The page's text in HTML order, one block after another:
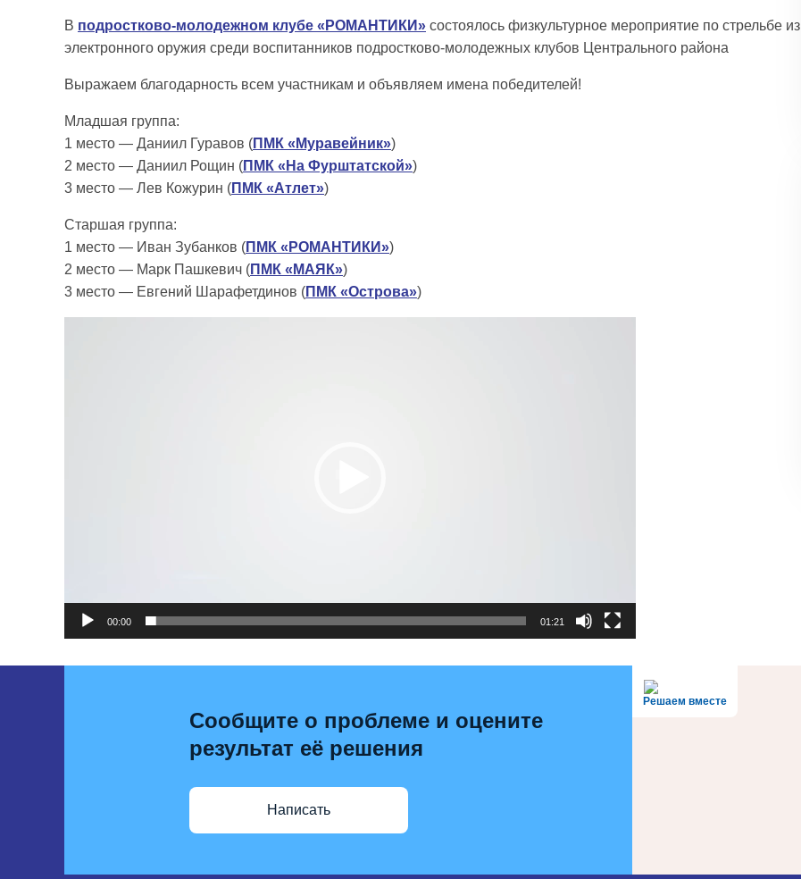
В подростково-молодежном клубе «РОМАНТИКИ» состоялось физкультурное мероприятие по стрельбе из
электронного оружия среди воспитанников подростково-молодежных клубов Центрального района
Выражаем благодарность всем участникам и объявляем имена победителей!
Младшая группа:
1 место — Даниил Гуравов (ПМК «Муравейник»)
2 место — Даниил Рощин (ПМК «На Фурштатской»)
3 место — Лев Кожурин (ПМК «Атлет»)
Старшая группа:
1 место — Иван Зубанков (ПМК «РОМАНТИКИ»)
2 место — Марк Пашкевич (ПМК «МАЯК»)
3 место — Евгений Шарафетдинов (ПМК «Острова»)
00:00 01:21
Решаем вместе
Сообщите о проблеме и оцените
результат её решения
Написать